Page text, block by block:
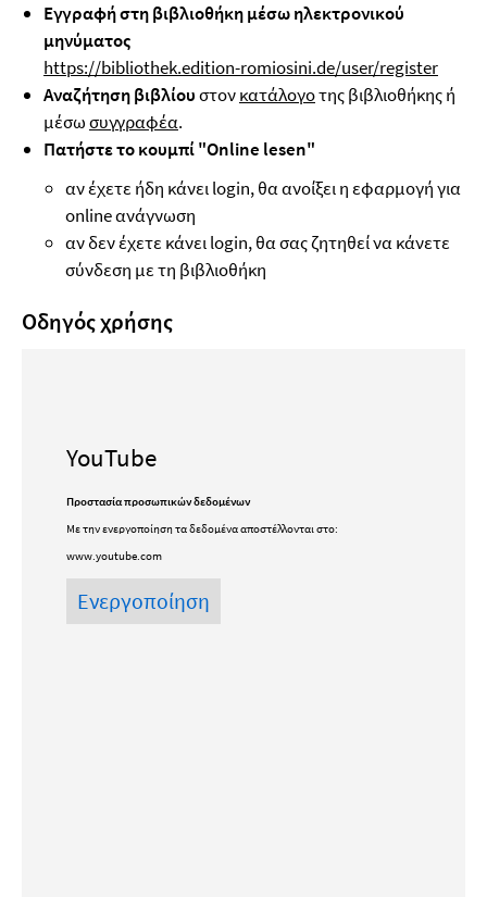
Εγγραφή στη βιβλιοθήκη μέσω ηλεκτρονικού
μηνύματος
https://bibliothek.edition-romiosini.de/user/register
Αναζήτηση βιβλίουστονκατάλογοτης βιβλιοθήκης ή
μέσωσυγγραφέα.
Πατήστε το κουμπί "Online lesen"
αν έχετε ήδη κάνει login, θα ανοίξει η εφαρμογή για
online ανάγνωση
αν δεν έχετε κάνει login, θα σας ζητηθεί να κάνετε
σύνδεση με τη βιβλιοθήκη
Οδηγός χρήσης
YouTube
Προστασία προσωπικών δεδομένων
Με την ενεργοποίηση τα δεδομένα αποστέλλονται στο:
www.youtube.com